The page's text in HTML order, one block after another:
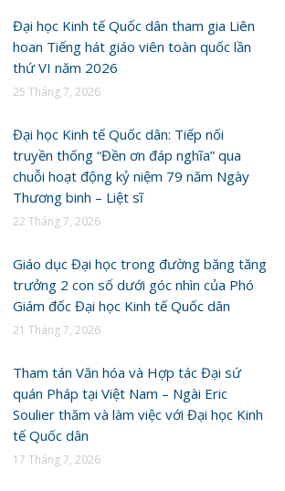
Đại học Kinh tế Quốc dân tham gia Liên
hoan Tiếng hát giáo viên toàn quốc lần
thứ VI năm 2026
25 Tháng 7, 2026
Đại học Kinh tế Quốc dân: Tiếp nối
truyền thống “Đền ơn đáp nghĩa” qua
chuỗi hoạt động kỷ niệm 79 năm Ngày
Thương binh – Liệt sĩ
22 Tháng 7, 2026
Giáo dục Đại học trong đường băng tăng
trưởng 2 con số dưới góc nhìn của Phó
Giám đốc Đại học Kinh tế Quốc dân
21 Tháng 7, 2026
Tham tán Văn hóa và Hợp tác Đại sứ
quán Pháp tại Việt Nam – Ngài Eric
Soulier thăm và làm việc với Đại học Kinh
tế Quốc dân
17 Tháng 7, 2026